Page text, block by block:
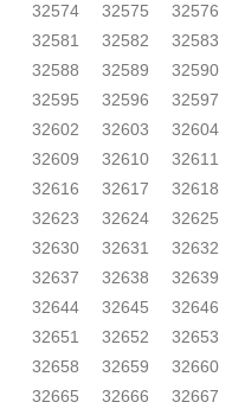
32574
32575 32576
32581
32582 32583
32588
32589 32590
32595
32596 32597
32602
32603 32604
32609
32610 32611
32616
32617 32618
32623
32624 32625
32630
32631 32632
32637
32638 32639
32644
32645 32646
32651
32652 32653
32658
32659 32660
32665
32666 32667